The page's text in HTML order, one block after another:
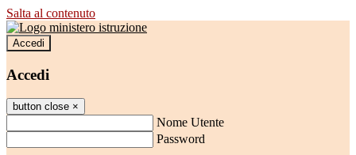
Salta al contenuto
Accedi
Accedi
button close ×
Nome Utente
Password